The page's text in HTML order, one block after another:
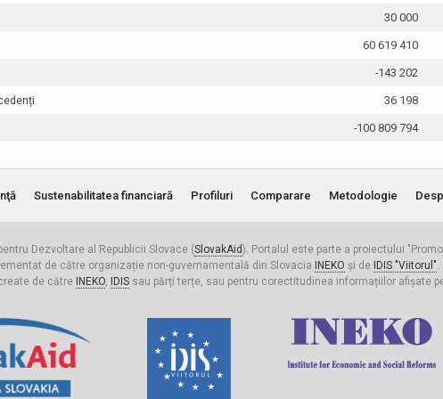
30 000
60 619 410
-143 202
36 198
-100 809 794
Sustenabilitatea financiară Profiluri Comparare Metodologie
Dezvoltare al Republicii Slovace (SlovakAid ). Portalul este parte a proiectului
de către organizație non-guvernamentală din Slovacia
INEKO și de IDIS "Viitorul".
de către INEKO, IDISsau părți terțe, sau pentru corectitudinea informațiilor afișate